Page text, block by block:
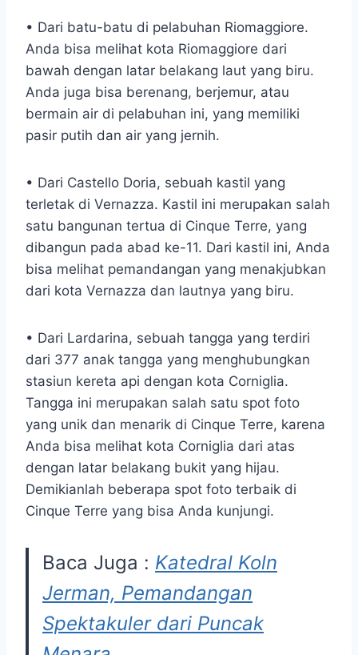
• Dari batu-batu di pelabuhan Riomaggiore.
Anda bisa melihat kota Riomaggiore dari
bawah dengan latar belakang laut yang biru.
Anda juga bisa berenang, berjemur, atau
bermain air di pelabuhan ini, yang memiliki
pasir putih dan air yang jernih.
• Dari Castello Doria, sebuah kastil yang
terletak di Vernazza. Kastil ini merupakan salah
satu bangunan tertua di Cinque Terre, yang
dibangun pada abad ke-11. Dari kastil ini, Anda
bisa melihat pemandangan yang menakjubkan
dari kota Vernazza dan lautnya yang biru.
• Dari Lardarina, sebuah tangga yang terdiri
dari 377 anak tangga yang menghubungkan
stasiun kereta api dengan kota Corniglia.
Tangga ini merupakan salah satu spot foto
yang unik dan menarik di Cinque Terre, karena
Anda bisa melihat kota Corniglia dari atas
dengan latar belakang bukit yang hijau.
Demikianlah beberapa spot foto terbaik di
Cinque Terre yang bisa Anda kunjungi.
Baca Juga : Katedral Koln
Jerman, Pemandangan
Spektakuler dari Puncak